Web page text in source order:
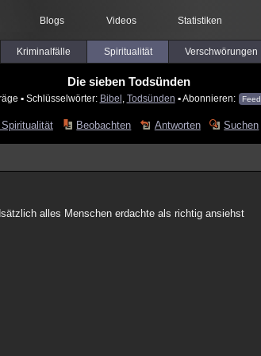
Blogs Videos Statistiken
Kriminalfälle Spiritualität Verschwörungen
Die sieben Todsünden
▪ Schlüsselwörter: Bibel Todsünden ▪ Abonnieren: Feed
Spiritualität Beobachten Antworten Suchen
alles Menschen erdachte als richtig ansiehst